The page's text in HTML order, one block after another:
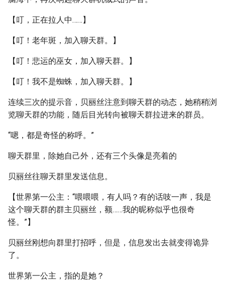
【叮，正在拉人中……】
【叮！老年斑，加入聊天群。】
【叮！悲运的巫女，加入聊天群。】
【叮！我不是蜘蛛，加入聊天群。】
连续三次的提示音，贝丽丝注意到聊天群的动态，她稍稍浏
览聊天群的功能，随后目光转向被聊天群拉进来的群员。
“嗯，都是奇怪的称呼。”
聊天群里，除她自己外，还有三个头像是亮着的
贝丽丝往聊天群里发送信息。
【世界第一公主：“喂喂喂，有人吗？有的话吱一声，我是
这个聊天群的群主贝丽丝，额……我的昵称似乎也很奇
怪。”】
贝丽丝刚想向群里打招呼，但是，信息发出去就变得诡异
了。
世界第一公主，指的是她？